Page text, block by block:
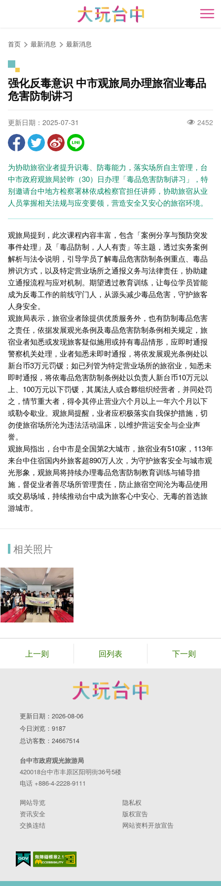
开
首页 最新消息 最新消息
强化反毒意识 中市观旅局办理旅宿业毒品
危害防制讲习
更新日期：2025-07-31 2452
为协助旅宿业者提升识毒、防毒能力，落实场所自主管理，台
中市政府观旅局於昨（30）日办理「毒品危害防制讲习」，特
别邀请台中地方检察署林依成检察官担任讲师，协助旅宿从业
人员掌握相关法规与应变要领，营造安全又安心的旅宿环境。
观旅局提到，此次课程内容丰富，包含「案例分享与预防突发
事件处理」及「毒品防制，人人有责」等主题，透过实务案例
解析与法令说明，引导学员了解毒品危害防制条例重点、毒品
辨识方式，以及特定营业场所之通报义务与法律责任，协助建
立通报流程与应对机制。期望透过教育训练，让每位学员皆能
成为反毒工作的前线守门人，从源头减少毒品危害，守护旅客
人身安全。
观旅局表示，旅宿业者除提供优质服务外，也有防制毒品危害
之责任，依据发展观光条例及毒品危害防制条例相关规定，旅
宿业者知悉或发现旅客疑似施用或持有毒品情形，应即时通报
警察机关处理，业者知悉未即时通报，将依发展观光条例处以
新台币3万元罚锾；如已列管为特定营业场所的旅宿业，知悉未
即时通报，将依毒品危害防制条例处以负责人新台币10万元以
上、100万元以下罚锾，其属法人或合夥组织经营者，并同处罚
之，情节重大者，得令其停止营业六个月以上一年六个月以下
或勒令歇业。观旅局提醒，业者应积极落实自我保护措施，切
勿使旅宿场所沦为违法活动温床，以维护营运安全与企业声
誉。
观旅局指出，台中市是全国第2大城市，旅宿业有510家，113年
来台中住宿国内外旅客超890万人次，为守护旅客安全与城市观
光形象，观旅局将持续办理毒品危害防制教育训练与辅导措
施，督促业者善尽场所管理责任，防止旅宿空间沦为毒品使用
或交易场域，持续推动台中成为旅客心中安心、无毒的首选旅
游城市。
相关照片
上一则 回列表 下一则
更新日期：2026-08-06
今日浏览：9187
总访客数：24667514
台中市政府观光旅游局
420018台中市丰原区阳明街36号5楼
电话 +886-4-2228-9111
网站导览
隐私权
资讯安全
版权宣告
交换连结
网站资料开放宣告